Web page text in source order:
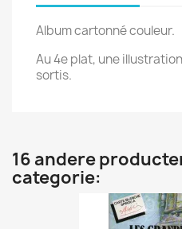
Album cartonné couleur.
Au 4e plat, une
sortis.
16 andere
categorie: